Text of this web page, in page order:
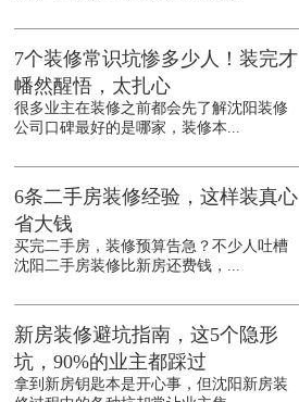
7个装修常识坑惨多少人！装完才
幡然醒悟，太扎心
很多业主在装修之前都会先了解沈阳装修
公司口碑最好的是哪家，装修本...
6条二手房装修经验，这样装真心
省大钱
买完二手房，装修预算告急？不少人吐槽
沈阳二手房装修比新房还费钱，...
新房装修避坑指南，这5个隐形
坑，90%的业主都踩过
拿到新房钥匙本是开心事，但沈阳新房装